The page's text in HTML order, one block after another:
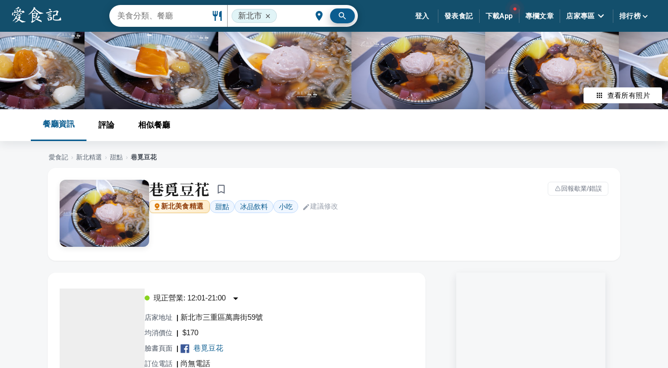
新北市 登入 發表食記 下載App 專欄文章 店家專區 排行榜
查看所有照片
餐廳資訊 評論 相似餐廳
愛食記 › 新北精選 › 甜點 › 巷覓豆花
巷覓豆花 回報歇業/錯誤
新北美食精選 甜點 冰品飲料 小吃 建議修改
現正營業: 12:01-21:00
店家地址 | 新北市三重區萬壽街59號
均消價位 | $170
臉書頁面 | 巷覓豆花
訂位電話 | 尚無電話